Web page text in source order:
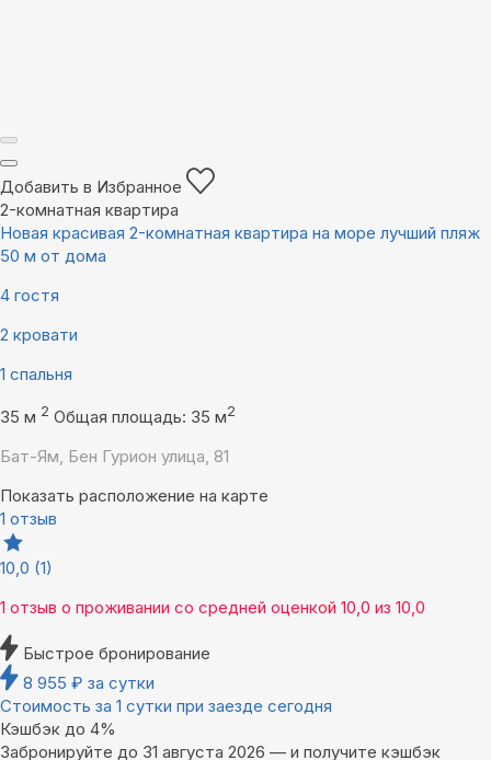
Добавить в Избранное
2-комнатная квартира
Новая красивая 2-комнатная квартира на море лучший пляж
50 м от дома
4 гостя
2 кровати
1 спальня
35 м 2 Общая площадь: 35 м2
Бат-Ям, Бен Гурион улица, 81
Показать расположение на карте
1 отзыв
10,0 (1)
1 отзыв о проживании со средней оценкой 10,0 из 10,0
Быстрое бронирование
8 955 ₽ за сутки
Стоимость за 1 сутки при заезде сегодня
Кэшбэк до 4%
Забронируйте до 31 августа 2026 — и получите кэшбэк